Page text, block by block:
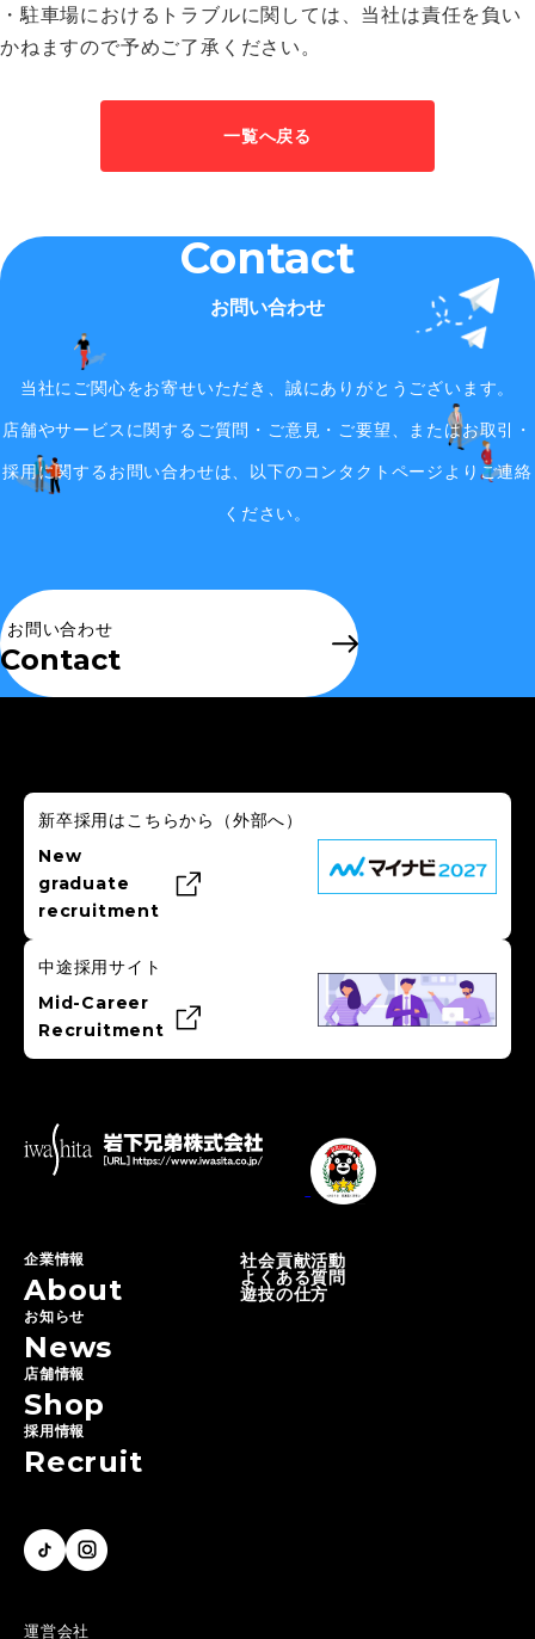
・駐車場におけるトラブルに関しては、当社は責任を負い
かねますので予めご了承ください。
一覧へ戻る
Contact
お問い合わせ
当社にご関心をお寄せいただき、誠にありがとうございます。
店舗やサービスに関するご質問・ご意見・ご要望、またはお取引・
採用に関するお問い合わせは、 以下のコンタクトページよりご連絡
ください。
お問い合わせ
Contact
新卒採用はこちらから （外部へ）
New
graduate
recruitment
中途採用サイト
Mid-Career
Recruitment
企業情報
About
お知らせ
News
店舗情報
Shop
採用情報
Recruit
社会貢献活動
よくある質問
遊技の仕方
運営会社